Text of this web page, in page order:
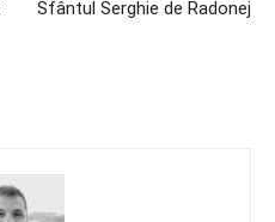
Sfântul Serghie de Radonej